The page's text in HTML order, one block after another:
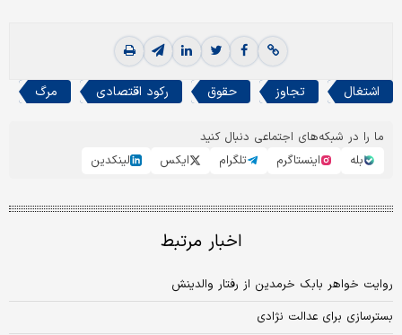
اشتغال تجاوز حقوق رکود اقتصادی مرگ
ما را در شبکه‌های اجتماعی دنبال کنید
بله
اینستاگرم تلگرام ایکس لینکدین
اخبار مرتبط
روایت خواهر بابک خرمدین از رفتار والدینش
بستر‌سازی برای عدالت نژادی